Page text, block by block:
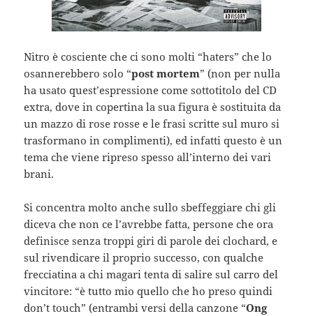
Nitro è cosciente che ci sono molti “haters” che lo
osannerebbero solo “post mortem” (non per nulla
ha usato quest’espressione come sottotitolo del CD
extra, dove in copertina la sua figura è sostituita da
un mazzo di rose rosse e le frasi scritte sul muro si
trasformano in complimenti), ed infatti questo è un
tema che viene ripreso spesso all’interno dei vari
brani.
Si concentra molto anche sullo sbeffeggiare chi gli
diceva che non ce l’avrebbe fatta, persone che ora
definisce senza troppi giri di parole dei clochard, e
sul rivendicare il proprio successo, con qualche
frecciatina a chi magari tenta di salire sul carro del
vincitore: “è tutto mio quello che ho preso quindi
don’t touch” (entrambi versi della canzone “Ong